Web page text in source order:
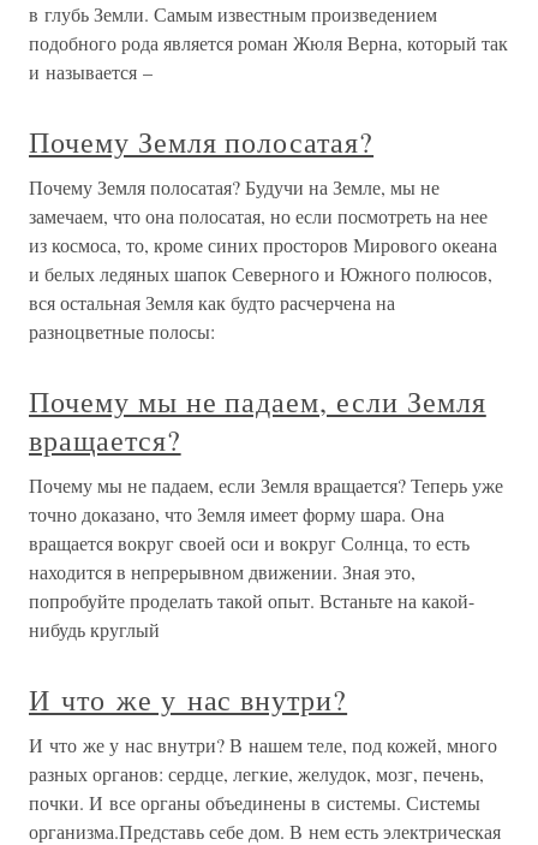
в глубь Земли. Самым известным произведением
подобного рода является роман Жюля Верна, который так
и называется –
Почему Земля полосатая?
Почему Земля полосатая? Будучи на Земле, мы не
замечаем, что она полосатая, но если посмотреть на нее
из космоса, то, кроме синих просторов Мирового океана
и белых ледяных шапок Северного и Южного полюсов,
вся остальная Земля как будто расчерчена на
разноцветные полосы:
Почему мы не падаем, если Земля
вращается?
Почему мы не падаем, если Земля вращается? Теперь уже
точно доказано, что Земля имеет форму шара. Она
вращается вокруг своей оси и вокруг Солнца, то есть
находится в непрерывном движении. Зная это,
попробуйте проделать такой опыт. Встаньте на какой-
нибудь круглый
И что же у нас внутри?
И что же у нас внутри? В нашем теле, под кожей, много
разных органов: сердце, легкие, желудок, мозг, печень,
почки. И все органы объединены в системы. Системы
организма.Представь себе дом. В нем есть электрическая